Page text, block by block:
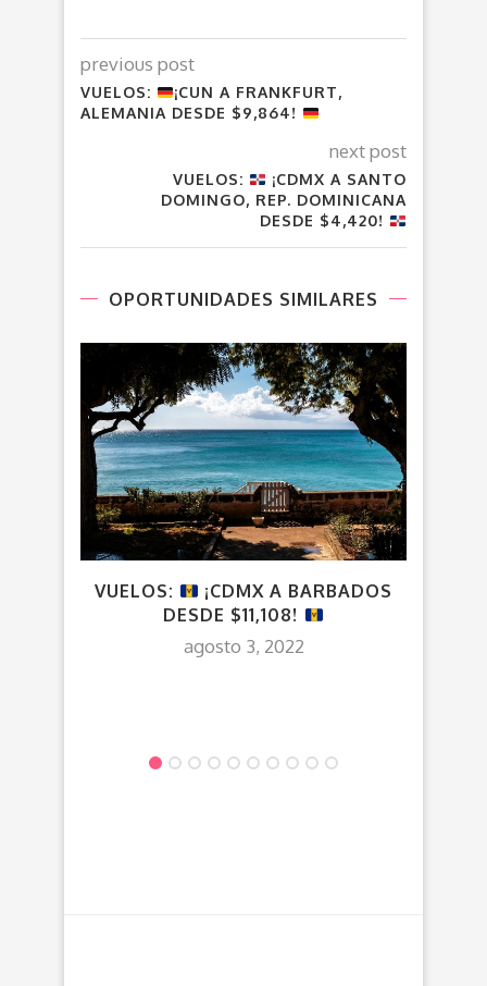
previous post
VUELOS:
¡CUN A FRANKFURT,
ALEMANIA DESDE $9,864!
next post
VUELOS:
¡CDMX A SANTO
DOMINGO, REP. DOMINICANA
DESDE $4,420!
OPORTUNIDADES SIMILARES
VUELOS:
¡CDMX A BARBADOS
DESDE $11,108!
agosto 3, 2022